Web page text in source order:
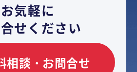
お気軽に
せください
相談・お問合せ